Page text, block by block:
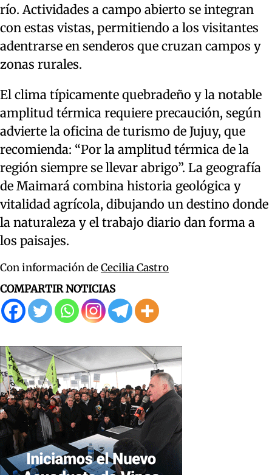
río. Actividades a campo abierto se integran
con estas vistas, permitiendo a los visitantes
adentrarse en senderos que cruzan campos y
zonas rurales.
El clima típicamente quebradeño y la notable
amplitud térmica requiere precaución, según
advierte la oficina de turismo de Jujuy, que
recomienda: “Por la amplitud térmica de la
región siempre se llevar abrigo”. La geografía
de Maimará combina historia geológica y
vitalidad agrícola, dibujando un destino donde
la naturaleza y el trabajo diario dan forma a
los paisajes.
Con información deCecilia Castro
COMPARTIR NOTICIAS